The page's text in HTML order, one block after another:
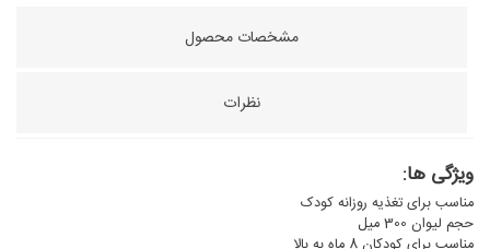
مشخصات محصول
نظرات
ویژگی ها:
مناسب برای تغذیه روزانه کودک
حجم لیوان 300 میل